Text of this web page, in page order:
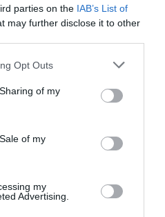
parties on the IAB’s List of
may further disclose it to other
Opt Outs
of my
of my
my
Advertising.